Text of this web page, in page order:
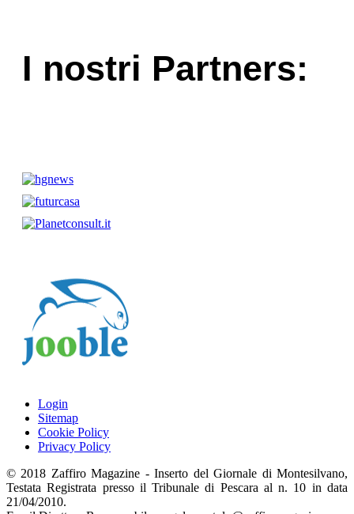
I nostri Partners:
Login
Sitemap
Cookie Policy
Privacy Policy
© 2018 Zaffiro Magazine - Inserto del Giornale di Montesilvano,
Testata Registrata presso il Tribunale di Pescara al n. 10 in data
21/04/2010.